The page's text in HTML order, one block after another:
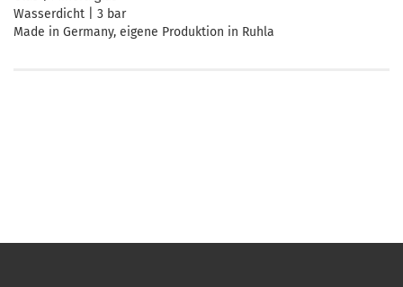
Wasserdicht | 3 bar
Made in Germany, eigene Produktion in Ruhla